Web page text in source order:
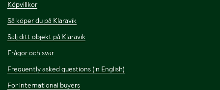
Köpvillkor
Så köper du på Klaravik
Sälj ditt objekt på Klaravik
Frågor och svar
Frequently asked questions (in English)
For international buyers